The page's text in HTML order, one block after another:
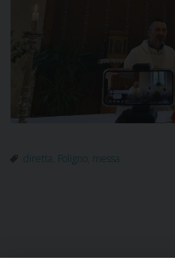
diretta Foligno messa